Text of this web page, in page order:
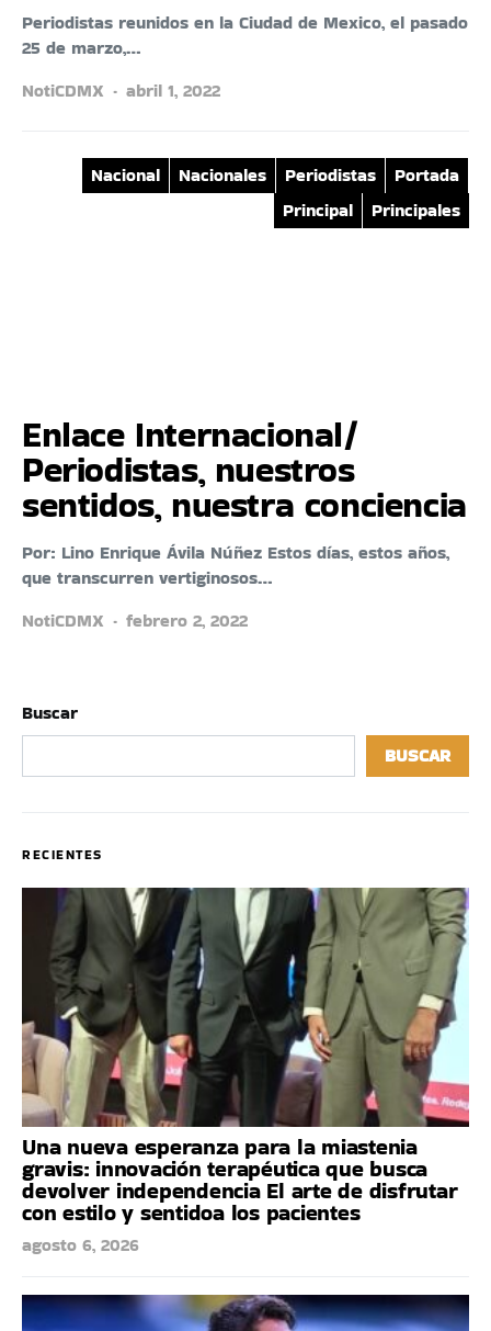
Periodistas reunidos en la Ciudad de Mexico, el pasado
25 de marzo,…
NotiCDMX
abril 1, 2022
Nacional Nacionales Periodistas
Portada
Principal
Principales
Enlace Internacional/
Periodistas, nuestros
sentidos, nuestra conciencia
Por: Lino Enrique Ávila Núñez Estos días, estos años,
que transcurren vertiginosos…
NotiCDMX
febrero 2, 2022
Buscar
BUSCAR
RECIENTES
Una nueva esperanza para la miastenia
gravis: innovación terapéutica que busca
devolver independencia El arte de disfrutar
con estilo y sentidoa los pacientes
agosto 6, 2026